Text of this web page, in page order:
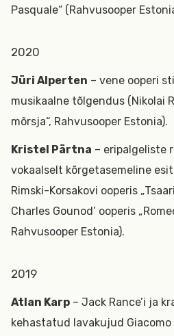
Pasquale“ (Rahvusooper
2020
Jüri Alperten – vene ooperi
musikaalne tõlgendus (Nikolai
mõrsja“, Rahvusooper Estonia).
Kristel Pärtna – eripalgeliste
vokaalselt kõrgetasemeline
Rimski-Korsakovi ooperis
Charles Gounod’ ooperis
Rahvusooper Estonia).
2019
Atlan Karp – Jack Rance’i ja
kehastatud lavakujud